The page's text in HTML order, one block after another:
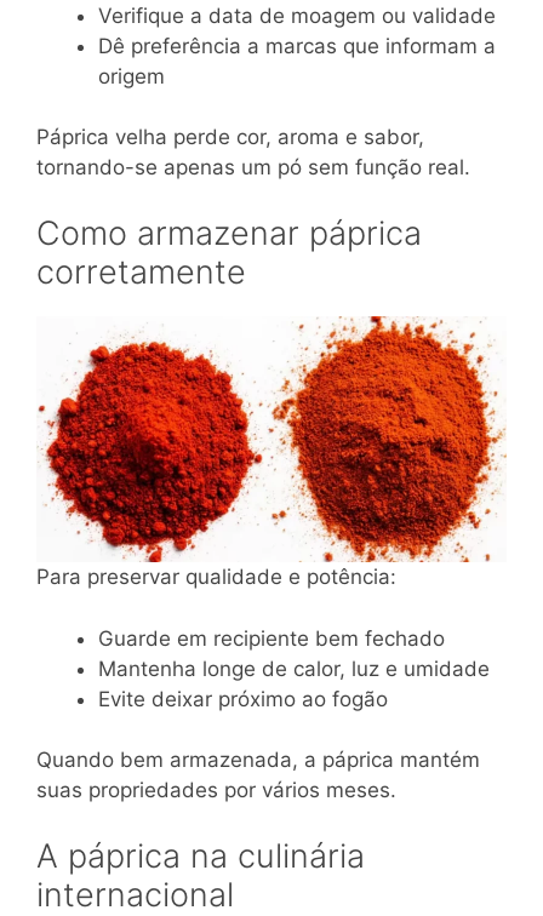
Verifique a data de moagem ou validade
Dê preferência a marcas que informam a
origem
Páprica velha perde cor, aroma e sabor,
tornando-se apenas um pó sem função real.
Como armazenar páprica
corretamente
Para preservar qualidade e potência:
Guarde em recipiente bem fechado
Mantenha longe de calor, luz e umidade
Evite deixar próximo ao fogão
Quando bem armazenada, a páprica mantém
suas propriedades por vários meses.
A páprica na culinária
internacional